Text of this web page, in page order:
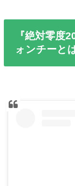
『絶対零度
ォンチーと